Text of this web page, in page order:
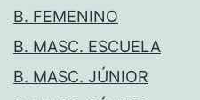
B. FEMENINO
B. MASC. ESCUELA
B. MASC. JÚNIOR